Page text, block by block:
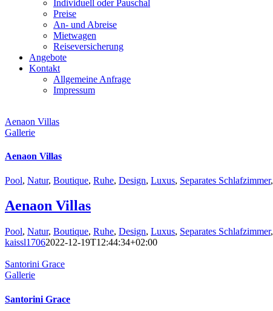
Individuell oder Pauschal
Preise
An- und Abreise
Mietwagen
Reiseversicherung
Angebote
Kontakt
Allgemeine Anfrage
Impressum
Aenaon Villas
Gallerie
Aenaon Villas
Pool, Natur, Boutique, Ruhe, Design, Luxus, Separates Schlafzimmer,
Aenaon Villas
Pool, Natur, Boutique, Ruhe, Design, Luxus, Separates Schlafzimmer,
kaissl17062022-12-19T12:44:34+02:00
Santorini Grace
Gallerie
Santorini Grace